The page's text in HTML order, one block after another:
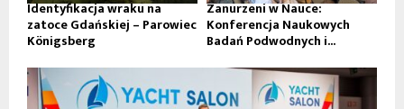
Identyfikacja wraku na
zatoce Gdańskiej – Parowiec
Königsberg
Zanurzeni w Nauce:
Konferencja Naukowych
Badań Podwodnych i...